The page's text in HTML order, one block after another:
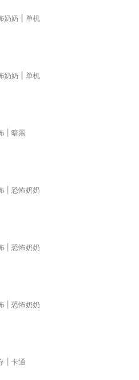
奶奶
单机
奶奶
单机
暗黑
恐怖奶奶
恐怖奶奶
恐怖奶奶
卡通